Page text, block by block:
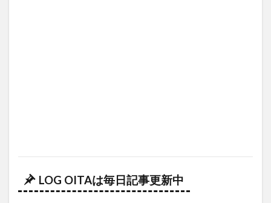
LOG OITAは毎日記事更新中
開店・閉店まとめ